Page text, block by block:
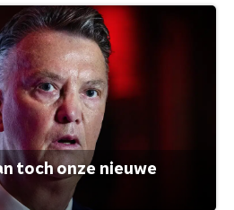
toch onze nieuwe